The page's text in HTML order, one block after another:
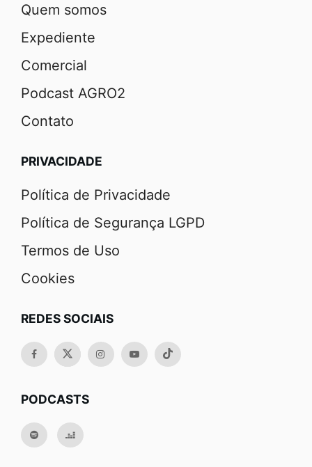
Quem somos
Expediente
Comercial
Podcast AGRO2
Contato
PRIVACIDADE
Política de Privacidade
Política de Segurança LGPD
Termos de Uso
Cookies
REDES SOCIAIS
PODCASTS